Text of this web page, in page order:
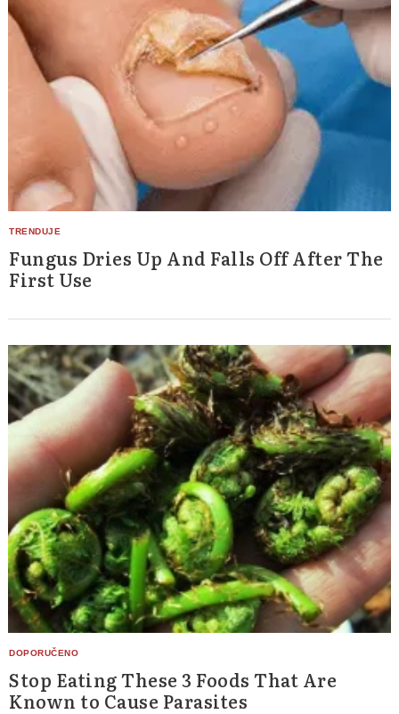
Fungus Dries Up And Falls Off After The
First Use
Stop Eating These 3 Foods That Are
Known to Cause Parasites